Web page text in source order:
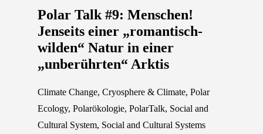
Polar Talk #9: Menschen!
Jenseits einer „romantisch-
wilden“ Natur in einer
„unberührten“ Arktis
Climate Change, Cryosphere & Climate, Polar
Ecology, Polarökologie, PolarTalk, Social and
Cultural System, Social and Cultural Systems